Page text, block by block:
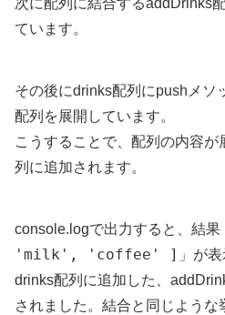
次に配列に結合するaddDrinks
ています。
その後にdrinks配列にpushメソ
配列を展開しています。
こうすることで、配列の内容
列に追加されます。
console.logで出力すると、結果
'milk', 'coffee' ]
」が
drinks配列に追加した、
されました。結合と同じような